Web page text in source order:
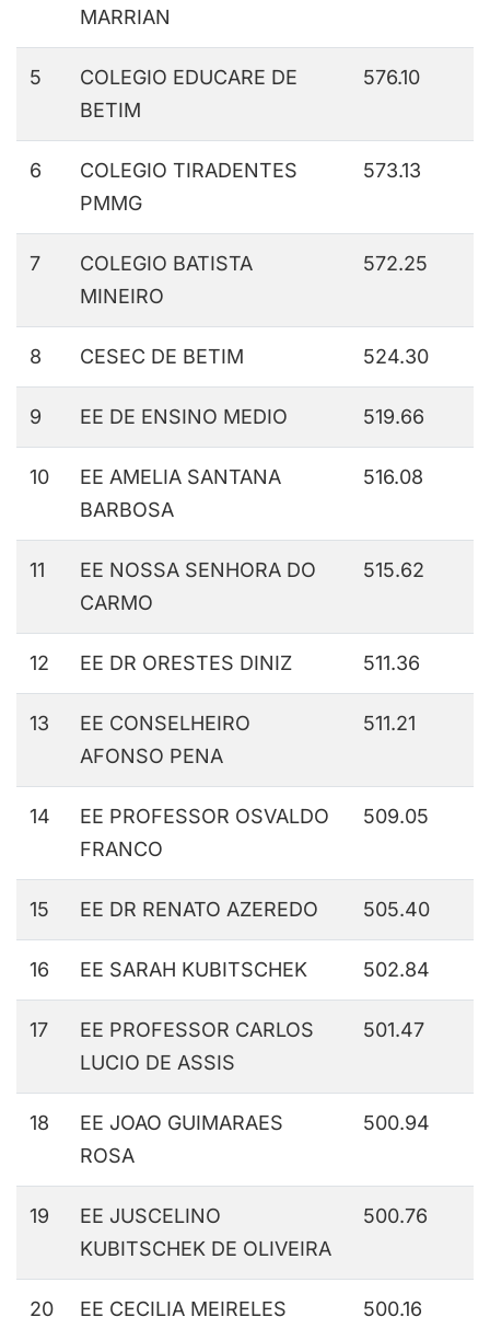
MARRIAN
5
COLEGIO EDUCARE DE
BETIM
576.10
6
COLEGIO TIRADENTES
PMMG
573.13
7
COLEGIO BATISTA
MINEIRO
572.25
8 CESEC DE BETIM 524.30
9 EE DE ENSINO MEDIO 519.66
10
EE AMELIA SANTANA
BARBOSA
516.08
11
EE NOSSA SENHORA DO
CARMO
515.62
12 EE DR ORESTES DINIZ 511.36
13
EE CONSELHEIRO
AFONSO PENA
511.21
14
EE PROFESSOR OSVALDO
FRANCO
509.05
15 EE DR RENATO AZEREDO 505.40
16 EE SARAH KUBITSCHEK 502.84
17
EE PROFESSOR CARLOS
LUCIO DE ASSIS
501.47
18
EE JOAO GUIMARAES
ROSA
500.94
19
EE JUSCELINO
KUBITSCHEK DE OLIVEIRA
500.76
20 EE CECILIA MEIRELES 500.16